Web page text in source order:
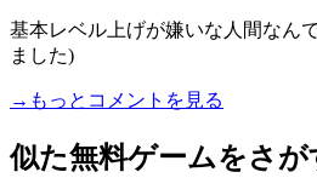
基本レベル上げが嫌いな人間なん
ました)
→もっとコメントを見る
似た無料ゲームをさが